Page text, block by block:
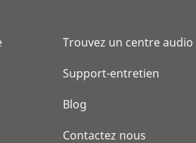
Trouvez un centre audio
Support-entretien
Blog
Contactez nous